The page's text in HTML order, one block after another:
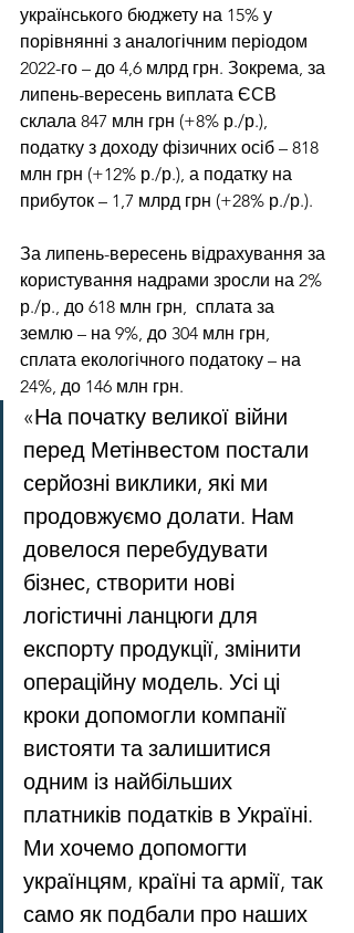
українського бюджету на 15% у
порівнянні з аналогічним періодом
2022-го – до 4,6 млрд грн. Зокрема, за
липень-вересень виплата ЄСВ
склала 847 млн грн (+8% р./р.),
податку з доходу фізичних осіб – 818
млн грн (+12% р./р.), а податку на
прибуток – 1,7 млрд грн (+28% р./р.).
За липень-вересень відрахування за
користування надрами зросли на 2%
р./р., до 618 млн грн,  сплата за
землю – на 9%, до 304 млн грн,
сплата екологічного податоку – на
24%, до 146 млн грн.
«На початку великої війни
перед Метінвестом постали
серйозні виклики, які ми
продовжуємо долати. Нам
довелося перебудувати
бізнес, створити нові
логістичні ланцюги для
експорту продукції, змінити
операційну модель. Усі ці
кроки допомогли компанії
вистояти та залишитися
одним із найбільших
платників податків в Україні.
Ми хочемо допомогти
українцям, країні та армії, так
само як подбали про наших